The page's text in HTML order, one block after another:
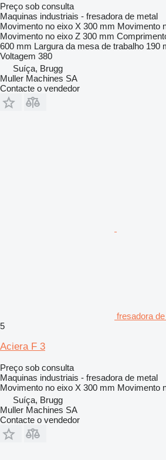
Preço sob consulta
Maquinas industriais - fresadora de metal
Movimento no eixo X 300 mm Movimento
Movimento no eixo Z 300 mm
600 mm Largura da mesa de trabalho 190
Voltagem 380
Suíça, Brugg
Muller Machines SA
Contacte o vendedor
fresadora
5
Aciera F 3
Preço sob consulta
Maquinas industriais - fresadora de metal
Movimento no eixo X 300 mm Movimento
Suíça, Brugg
Muller Machines SA
Contacte o vendedor